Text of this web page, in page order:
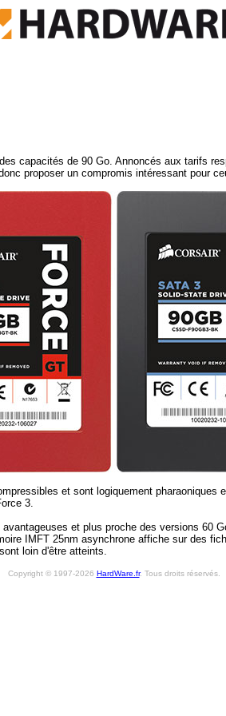
capacités de 90 Go. Annoncés aux tarifs
proposer un compromis intéressant pour
et sont logiquement
3.
et plus proche des versions 60
IMFT 25nm asynchrone affiche sur des
loin d'être atteints.
Copyright © 1997-2026 HardWare.fr. Tous droits réservés.